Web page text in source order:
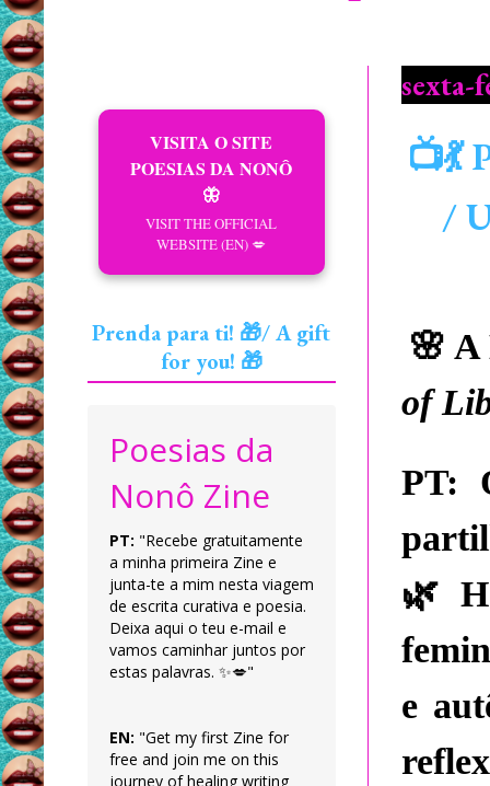
sexta-
📺💃
/
🌸 A
of
PT:
🌿
e
VISITA O SITE
POESIAS DA NONÔ
🦋
VISIT THE OFFICIAL
WEBSITE (EN) 💋
Prenda para ti! 🎁/ A gift
for you! 🎁
Poesias da
Nonô Zine
PT: "Recebe gratuitamente
a minha primeira Zine e
junta-te a mim nesta viagem
de escrita curativa e poesia.
Deixa aqui o teu e-mail e
vamos caminhar juntos por
estas palavras. ✨💋"
EN: "Get my first Zine for
free and join me on this
journey of healing writing